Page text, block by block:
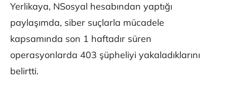
Yerlikaya, NSosyal hesabından yaptığı
paylaşımda, siber suçlarla mücadele
kapsamında son 1 haftadır süren
operasyonlarda 403 şüpheliyi yakaladıklarını
belirtti.